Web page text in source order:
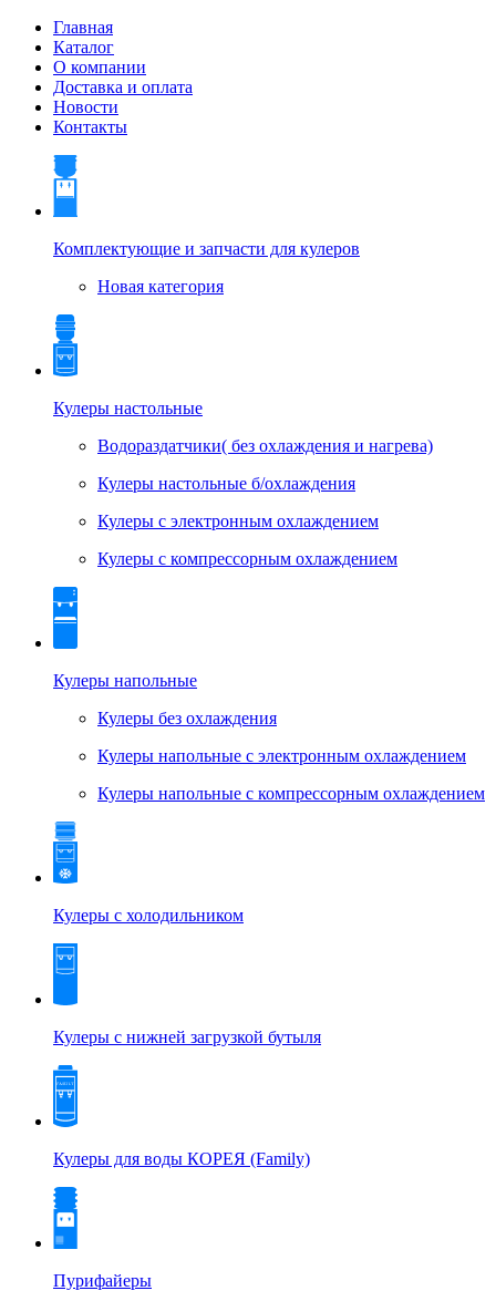
Главная
Каталог
О компании
Доставка и оплата
Новости
Контакты
Комплектующие и запчасти для кулеров
Новая категория
Кулеры настольные
Водораздатчики( без охлаждения и нагрева)
Кулеры настольные б/охлаждения
Кулеры с электронным охлаждением
Кулеры с компрессорным охлаждением
Кулеры напольные
Кулеры без охлаждения
Кулеры напольные с электронным охлаждением
Кулеры напольные с компрессорным охлаждением
Кулеры с холодильником
Кулеры с нижней загрузкой бутыля
Кулеры для воды КОРЕЯ (Family)
Пурифайеры